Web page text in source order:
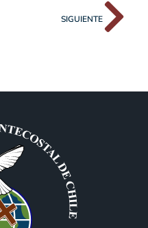
SIGUIENTE